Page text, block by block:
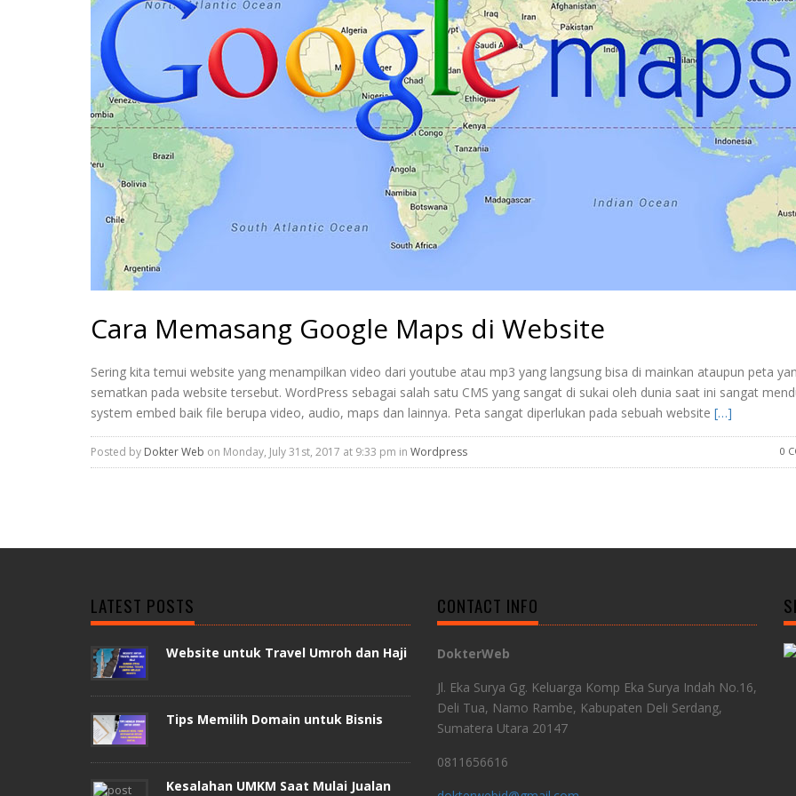
Cara Memasang Google Maps di Website
Sering kita temui website yang menampilkan video dari youtube atau mp3 yang langsung bisa di mainkan ataupun peta
sematkan pada website tersebut. WordPress sebagai salah satu CMS yang sangat di sukai oleh dunia saat ini sangat
system embed baik file berupa video, audio, maps dan lainnya. Peta sangat diperlukan pada sebuah website […]
0
Posted by Dokter Web on Monday, July 31st, 2017 at 9:33 pm in Wordpress
LATEST POSTS
Website untuk Travel Umroh dan Haji
Tips Memilih Domain untuk Bisnis
Kesalahan UMKM Saat Mulai Jualan
CONTACT INFO
DokterWeb
Jl. Eka Surya Gg. Keluarga Komp Eka Surya Indah No.16,
Deli Tua, Namo Rambe, Kabupaten Deli Serdang,
Sumatera Utara 20147
0811656616